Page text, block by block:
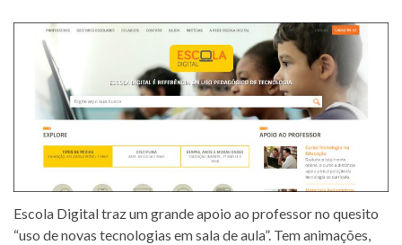
Escola Digital traz um grande apoio ao professor no quesito
“uso de novas tecnologias em sala de aula”. Tem animações,